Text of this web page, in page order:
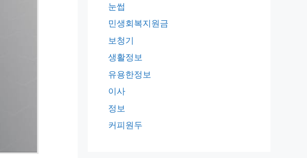
눈썹
민생회복지원금
보청기
생활정보
유용한정보
이사
정보
커피원두